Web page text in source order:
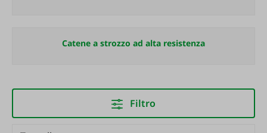
Catene a strozzo ad alta resistenza
Filtro